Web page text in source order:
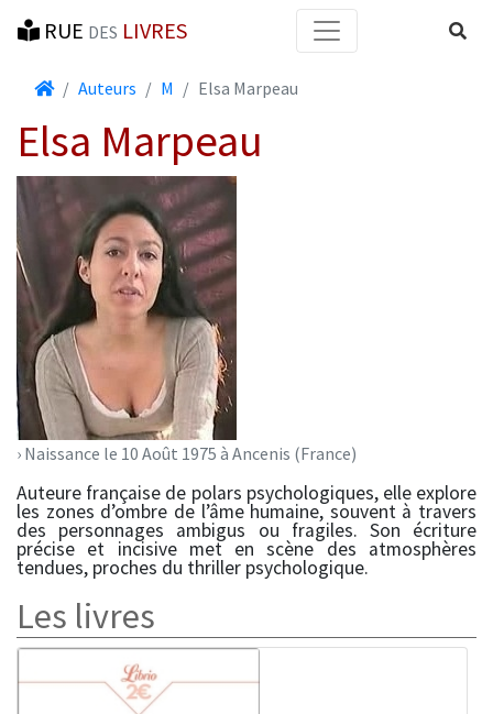
RUE DES LIVRES
AccueilAuteurs M Elsa Marpeau
Elsa Marpeau
› Naissance le 10 Août 1975 à Ancenis (France)
Auteure française de polars psychologiques, elle explore
les zones d’ombre de l’âme humaine, souvent à travers
des personnages ambigus ou fragiles. Son écriture
précise et incisive met en scène des atmosphères
tendues, proches du thriller psychologique.
Les livres